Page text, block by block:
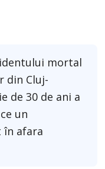
mortal
din Cluj-
de 30 de ani a
un
afara